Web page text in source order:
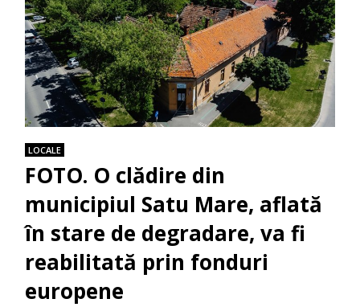
LOCALE
FOTO. O clădire din
municipiul Satu Mare, aflată
în stare de degradare, va fi
reabilitată prin fonduri
europene